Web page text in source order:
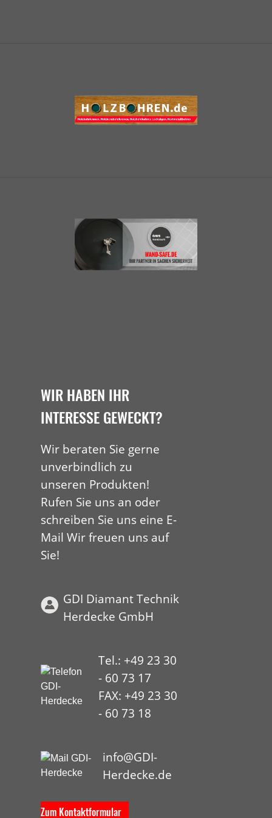
WIR HABEN IHR
INTERESSE GEWECKT?
Wir beraten Sie gerne
unverbindlich zu
unseren Produkten!
Rufen Sie uns an oder
schreiben Sie uns eine E-
Mail Wir freuen uns auf
Sie!
GDI Diamant Technik
Herdecke GmbH
Tel.: +49 23 30
- 60 73 17
FAX: +49 23 30
- 60 73 18
info@GDI-
Herdecke.de
Zum Kontaktformular